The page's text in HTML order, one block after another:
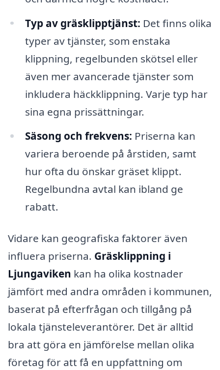
Typ av gräsklipptjänst: Det finns olika
typer av tjänster, som enstaka
klippning, regelbunden skötsel eller
även mer avancerade tjänster som
inkludera häckklippning. Varje typ har
sina egna prissättningar.
Säsong och frekvens: Priserna kan
variera beroende på årstiden, samt
hur ofta du önskar gräset klippt.
Regelbundna avtal kan ibland ge
rabatt.
Vidare kan geografiska faktorer även
influera priserna. Gräsklippning i
Ljungaviken kan ha olika kostnader
jämfört med andra områden i kommunen,
baserat på efterfrågan och tillgång på
lokala tjänsteleverantörer. Det är alltid
bra att göra en jämförelse mellan olika
företag för att få en uppfattning om